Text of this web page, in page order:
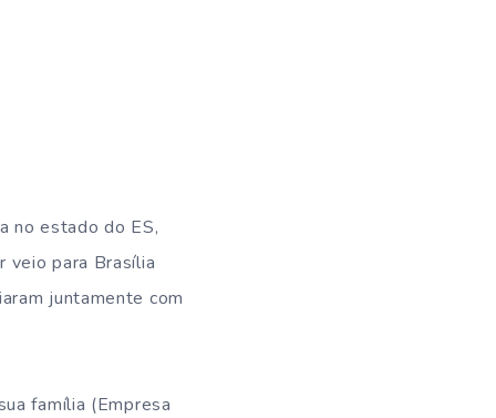
no estado do ES,
veio para Brasília
juntamente com
família (Empresa